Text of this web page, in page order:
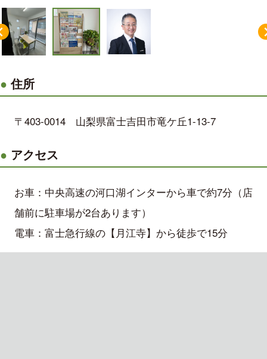
住所
〒403-0014 山梨県富士吉田市竜ケ丘1-13-7
アクセス
お車：中央高速の河口湖インターから車で約7分（店
舗前に駐車場が2台あります）
電車：富士急行線の【月江寺】から徒歩で15分